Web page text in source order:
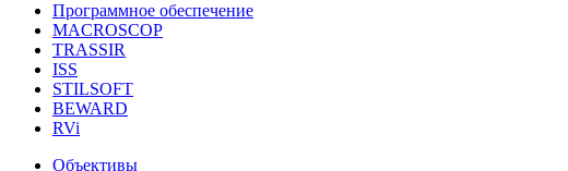
Программное обеспечение
MACROSCOP
TRASSIR
ISS
STILSOFT
BEWARD
RVi
Объективы